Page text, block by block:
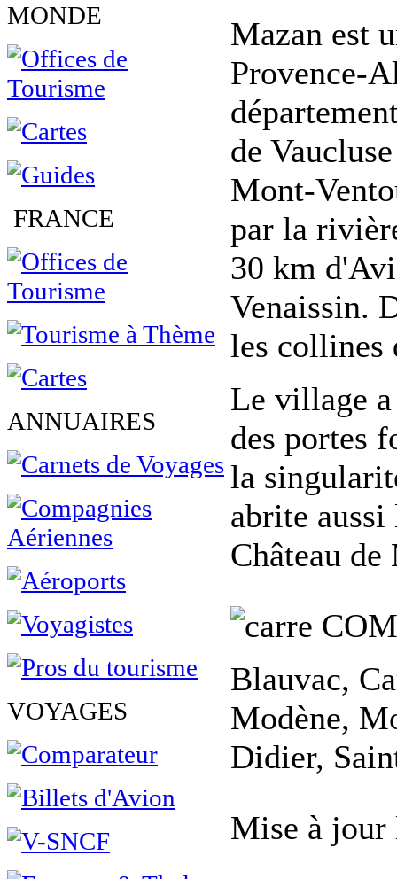
MONDE
FRANCE
ANNUAIRES
VOYAGES
Mazan est
Provence-
de
Mont-
par la
30 km
Venaissin.
les collines
Le village a
des portes
la
abrite
Château de
Blauvac,
Modène,
Didier,
Mise à jour